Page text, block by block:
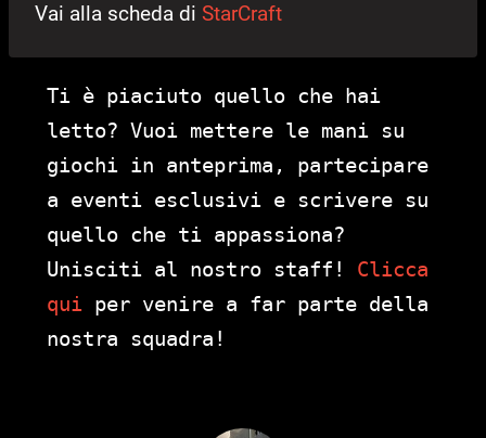
Vai alla scheda di StarCraft
Ti è piaciuto quello che hai
letto? Vuoi mettere le mani su
giochi in anteprima, partecipare
a eventi esclusivi e scrivere su
quello che ti appassiona?
Unisciti al nostro staff! Clicca
qui per venire a far parte della
nostra squadra!